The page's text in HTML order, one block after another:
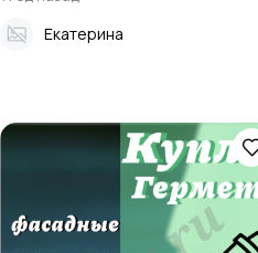
Екатерина